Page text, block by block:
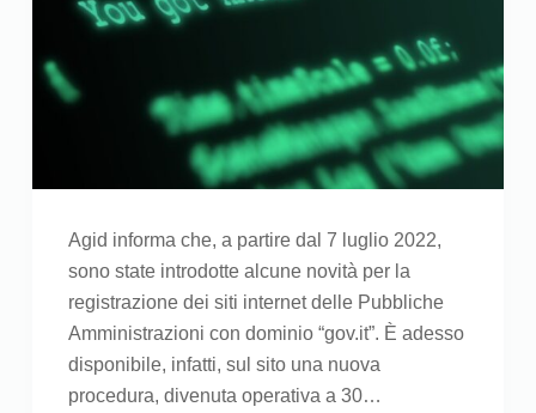
Agid informa che, a partire dal 7 luglio 2022,
sono state introdotte alcune novità per la
registrazione dei siti internet delle Pubbliche
Amministrazioni con dominio “gov.it”. È adesso
disponibile, infatti, sul sito una nuova
procedura, divenuta operativa a 30…